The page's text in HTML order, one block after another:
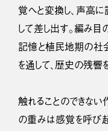
覚へと変換し、声高
して差し出す。編み
記憶と植民地期の社
を通して、歴史の残響
触れることのできな
の重みは感覚を呼び